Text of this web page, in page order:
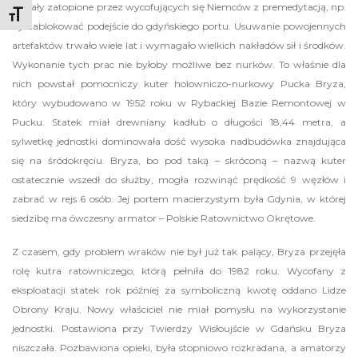
Toggle Font size
zostały zatopione przez wycofujących się Niemców z premedytacją, np.
by zablokować podejście do gdyńskiego portu. Usuwanie powojennych
artefaktów trwało wiele lat i wymagało wielkich nakładów sił i środków.
Wykonanie tych prac nie byłoby możliwe bez nurków. To właśnie dla
nich powstał pomocniczy kuter holowniczo-nurkowy Pucka Bryza,
który wybudowano w 1952 roku w Rybackiej Bazie Remontowej w
Pucku. Statek miał drewniany kadłub o długości 18,44 metra, a
sylwetkę jednostki dominowała dość wysoka nadbudówka znajdująca
się na śródokręciu. Bryza, bo pod taką – skróconą – nazwą kuter
ostatecznie wszedł do służby, mogła rozwinąć prędkość 9 węzłów i
zabrać w rejs 6 osób. Jej portem macierzystym była Gdynia, w której
siedzibę ma ówczesny armator – Polskie Ratownictwo Okrętowe.
Z czasem, gdy problem wraków nie był już tak palący, Bryza przejęła
rolę kutra ratowniczego, którą pełniła do 1982 roku. Wycofany z
eksploatacji statek rok później za symboliczną kwotę oddano Lidze
Obrony Kraju. Nowy właściciel nie miał pomysłu na wykorzystanie
jednostki. Postawiona przy Twierdzy Wisłoujście w Gdańsku Bryza
niszczała. Pozbawiona opieki, była stopniowo rozkradana, a amatorzy